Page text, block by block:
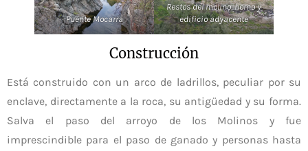
Puente Mocarra
Restos del molino, horno y
edificio adyacente
Construcción
Está construido con un arco de ladrillos, peculiar por su
enclave, directamente a la roca, su antigüedad y su forma.
Salva el paso del arroyo de los Molinos y fue
imprescindible para el paso de ganado y personas hasta